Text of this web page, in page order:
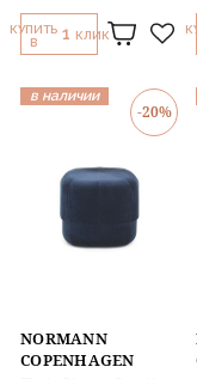
КУПИТЬ
В
1 КЛИК
в наличии
-20%
NORMANN
COPENHAGEN